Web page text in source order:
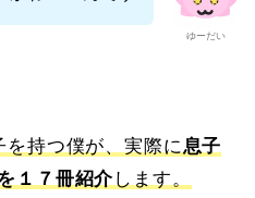
ゆーだい
を持つ僕が、実際に息子
１７冊紹介します。